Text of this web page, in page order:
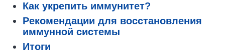
Как укрепить иммунитет?
Рекомендации для восстановления
иммунной системы
Итоги